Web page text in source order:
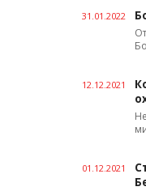
31.01.2022
12.12.2021
01.12.2021